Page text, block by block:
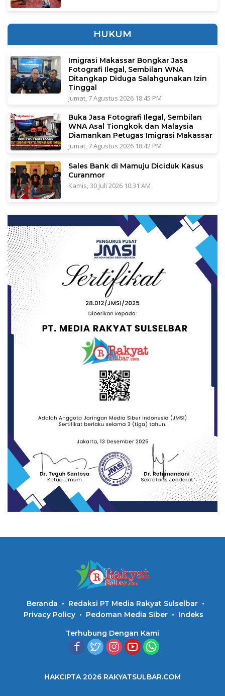
HUKUM
Imigrasi Makassar Bongkar Jasa
Fotografi Ilegal, Sembilan WNA
Ditangkap Diduga Salahgunakan Izin
Tinggal
Jumat, 7 Agustus 2026 18:45 PM
Buka Jasa Fotografi Ilegal, Sembilan
WNA Asal Tiongkok dan Malaysia
Diamankan Petugas Imigrasi Makassar
Jumat, 7 Agustus 2026 18:42 PM
Sales Bank di Mamuju Diciduk Kasus
Curanmor
Kamis, 30 Juli 2026 10:31 AM
Beranda
Redaksi PT Media Rakyat Sulselbar
Privacy Policy
Pedoman Media Siber Indeks
Terhubung Dengan Kami
HAKCIPTA 2026 RAKYATSULBAR.COM